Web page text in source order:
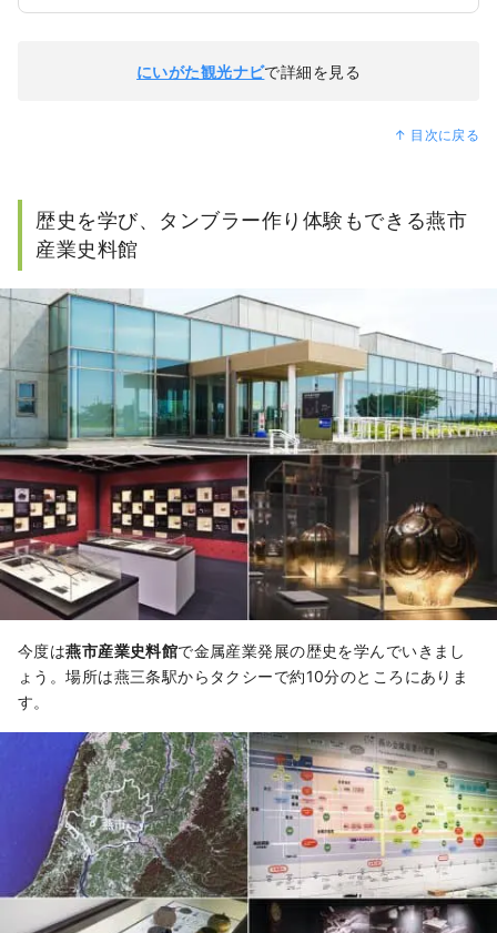
にいがた観光ナビで詳細を見る
↑ 目次に戻る
歴史を学び、タンブラー作り体験もできる燕市
産業史料館
今度は燕市産業史料館で金属産業発展の歴史を学んでいきまし
ょう。場所は燕三条駅からタクシーで約10分のところにありま
す。